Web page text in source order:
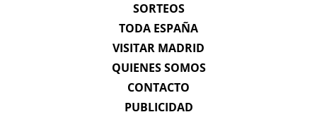
SORTEOS
TODA ESPAÑA
VISITAR MADRID
QUIENES SOMOS
CONTACTO
PUBLICIDAD